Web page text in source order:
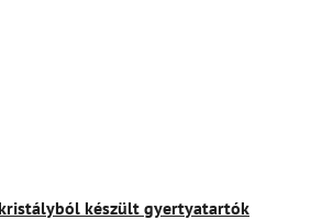
készült gyertyatartók